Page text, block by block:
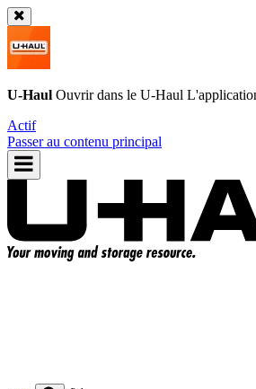
U-Haul Ouvrir dans le U-Haul
Actif
Passer au contenu principal